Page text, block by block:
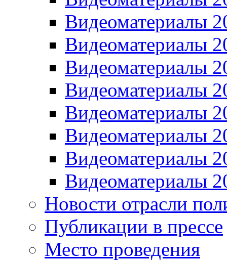
Видеоматериалы
Видеоматериалы
Видеоматериалы
Видеоматериалы
Видеоматериалы
Видеоматериалы
Видеоматериалы
Видеоматериалы
Новости отрасли
Публикации в прессе
Место проведения